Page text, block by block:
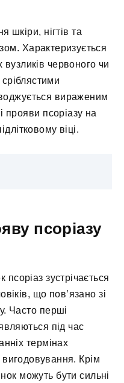
шкіри, нігтів та
Характеризується
червоного чи
вираженим
прояви псоріазу на
віці.
псоріазу
псоріаз зустрічається
що пов’язано зі
Часто перші
під час
термінах
вигодовування. Крім
можуть бути сильні